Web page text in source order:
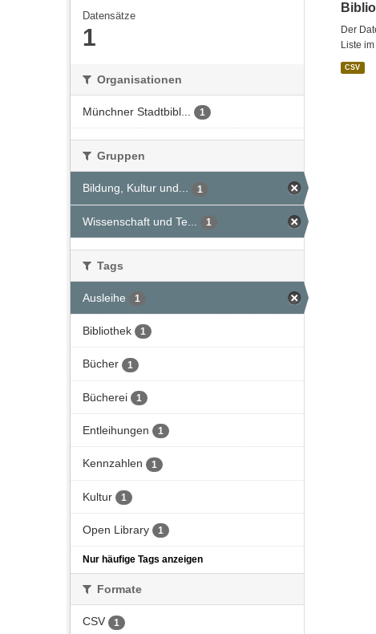
Datensätze
1
Organisationen
Münchner Stadtbibl... 1
Gruppen
Bildung, Kultur und... 1
Wissenschaft und Te... 1
Tags
Ausleihe 1
Bibliothek 1
Bücher 1
Bücherei 1
Entleihungen 1
Kennzahlen 1
Kultur 1
Open Library 1
Nur häufige Tags anzeigen
Formate
CSV 1
Der
Liste
CSV